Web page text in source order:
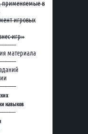
применяемые в
игровых
игр»
материала
навыков